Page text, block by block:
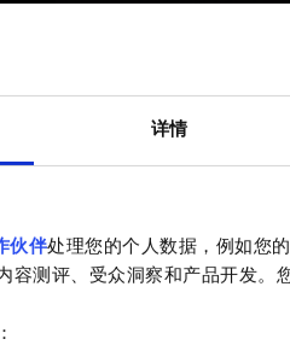
详情
伙伴处理您的个人数据，例如您
容测评、受众洞察和产品开发。
玩法
任务、成就、探索